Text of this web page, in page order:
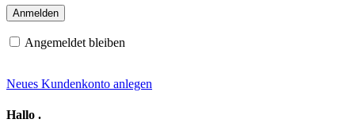
Angemeldet bleiben
Neues Kundenkonto anlegen
Hallo .